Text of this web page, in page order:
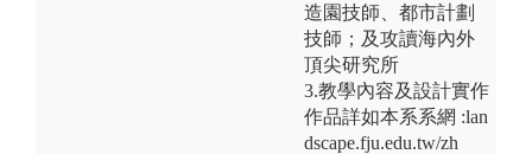
造園技師、都市計劃
技師；及攻讀海內外
頂尖研究所
3.教學內容及設計實作
作品詳如本系系網 :lan
dscape.fju.edu.tw/zh